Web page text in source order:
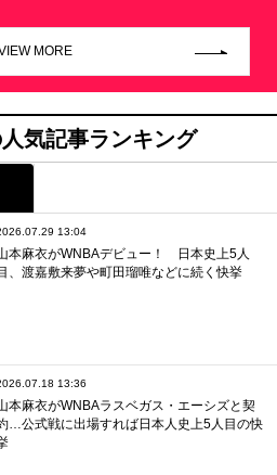
MORE
気記事ランキング
13:04
本麻衣がWNBAデビュー！ 日本史上5人
、渡嘉敷来夢や町田瑠唯などに続く快挙
13:36
本麻衣がWNBAラスベガス・エーシズと契
…公式戦に出場すれば日本人史上5人目の快